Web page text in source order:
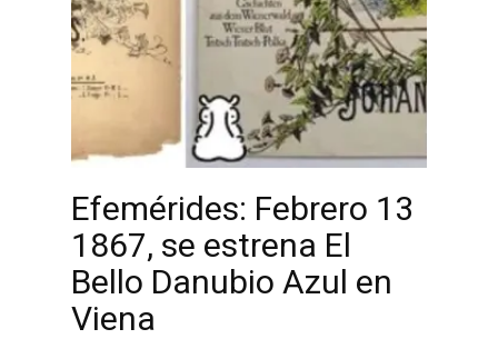
Efemérides: Febrero 13
1867, se estrena El
Bello Danubio Azul en
Viena